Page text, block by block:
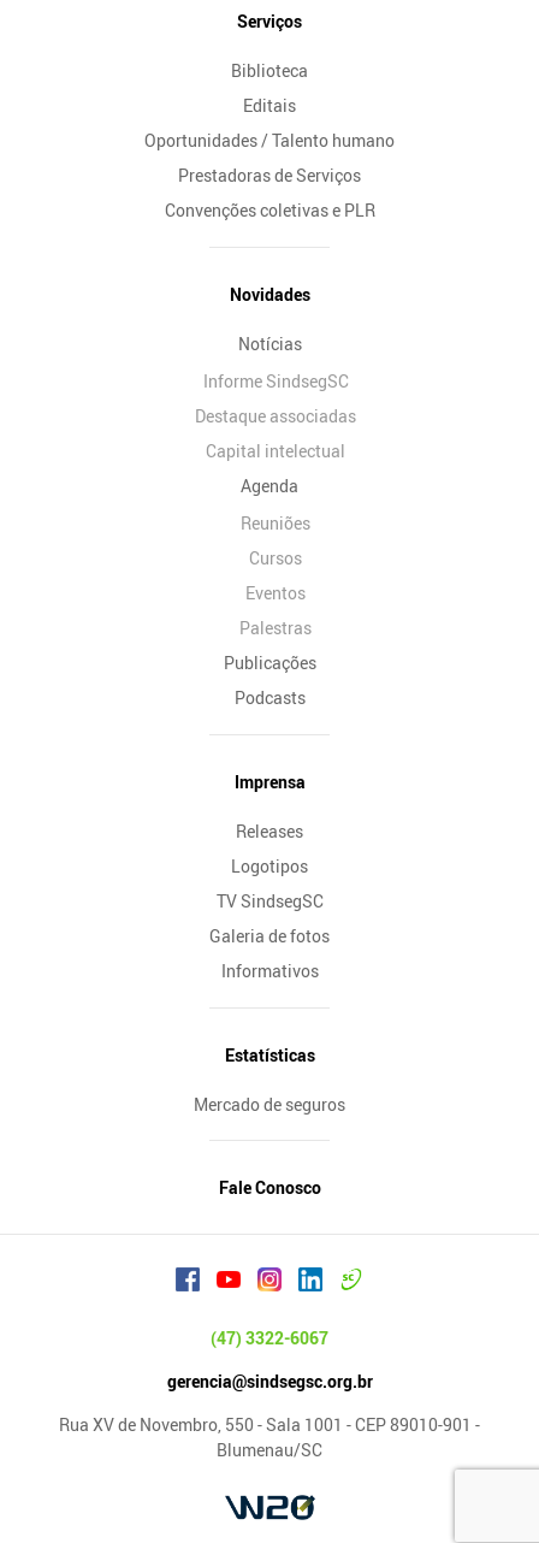
Serviços
Biblioteca
Editais
Oportunidades / Talento humano
Prestadoras de Serviços
Convenções coletivas e PLR
Novidades
Notícias
Informe SindsegSC
Destaque associadas
Capital intelectual
Agenda
Reuniões
Cursos
Eventos
Palestras
Publicações
Podcasts
Imprensa
Releases
Logotipos
TV SindsegSC
Galeria de fotos
Informativos
Estatísticas
Mercado de seguros
Fale Conosco
(47) 3322-6067
gerencia@sindsegsc.org.br
Rua XV de Novembro, 550 - Sala 1001 - CEP 89010-901 -
Blumenau/SC